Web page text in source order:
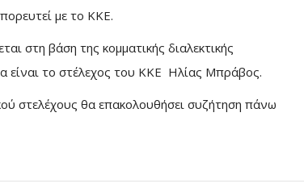
με το ΚΚΕ.
στη βάση της κομματικής διαλεκτικής
είναι το στέλεχος του ΚΚΕ Ηλίας Μπράβος.
στελέχους θα επακολουθήσει συζήτηση πάνω